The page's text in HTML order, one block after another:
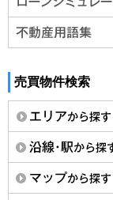
売買物件検索